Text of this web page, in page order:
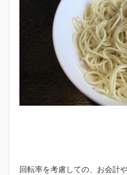
回転率を考慮しての、お会計